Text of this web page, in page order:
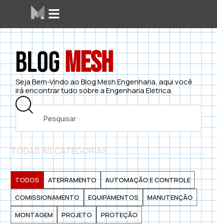
BlogMesh
Seja Bem-Vindo ao Blog Mesh Engenharia, aqui você
irá encontrar tudo sobre a Engenharia Elétrica.
TODAS AS CATEGORIAS
ATERRAMENTO
AUTOMAÇÃO E CONTROLE
COMISSIONAMENTO
EQUIPAMENTOS
MANUTENÇÃO
MONTAGEM
PROJETO PROTEÇÃO
TODOS